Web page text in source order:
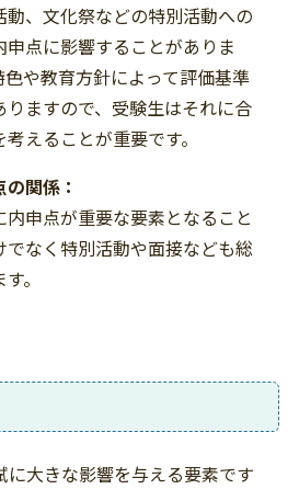
、文化祭などの特別活動への
点に影響することがありま
や教育方針によって評価基準
ますので、受験生はそれに合
えることが重要です。
関係：
申点が重要な要素となること
なく特別活動や面接なども総
。
に大きな影響を与える要素です